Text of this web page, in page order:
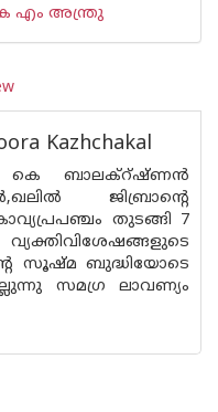
കെ എം അന്ത്രു
Kazhchakal
കെ ബാലക്റ്ഷ്ണന്‍
ജിബ്രാന്റെ
തുടങ്ങി 7
സൂഷ്മ ബുദ്ധിയോടെ
സമഗ്ര ലാവണ്യം